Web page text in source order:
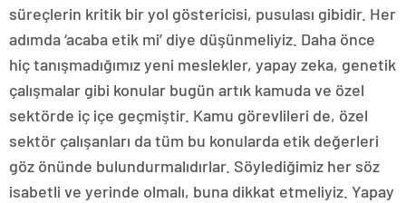
süreçlerin kritik bir yol göstericisi, pusulası gibidir. Her
adımda ‘acaba etik mi’ diye düşünmeliyiz. Daha önce
hiç tanışmadığımız yeni meslekler, yapay zeka, genetik
çalışmalar gibi konular bugün artık kamuda ve özel
sektörde iç içe geçmiştir. Kamu görevlileri de, özel
sektör çalışanları da tüm bu konularda etik değerleri
göz önünde bulundurmalıdırlar. Söylediğimiz her söz
isabetli ve yerinde olmalı, buna dikkat etmeliyiz. Yapay